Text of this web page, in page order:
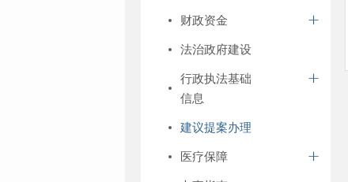
财政资金
法治政府建设
行政执法基础
信息
建议提案办理
医疗保障